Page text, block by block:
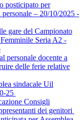
posticipato per
personale – 20/10/2025 -
gare del Campionato
Seria A2 -
personale docente a
delle ferie relative
sindacale Uil
25
Consigli
dei genitori